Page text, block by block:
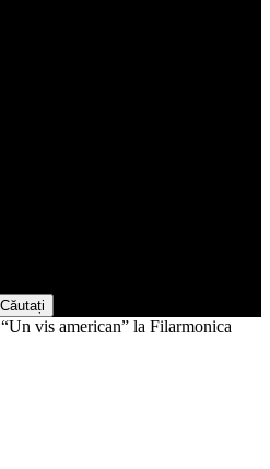
“Un vis american” la Filarmonica